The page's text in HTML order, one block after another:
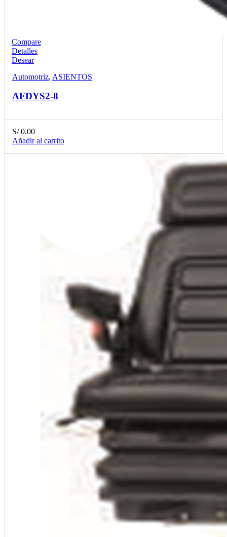
Compare
Detalles
Desear
Automotriz, ASIENTOS
AFDYS2-8
S/0.00
Añadir al carrito